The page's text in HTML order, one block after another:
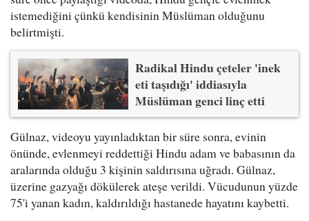
istemediğini çünkü kendisinin Müslüman olduğunu
belirtmişti.
Radikal Hindu çeteler 'inek
eti taşıdığı' iddiasıyla
Müslüman genci linç etti
Gülnaz, videoyu yayınladıktan bir süre sonra, evinin
önünde, evlenmeyi reddettiği Hindu adam ve babasının da
aralarında olduğu 3 kişinin saldırısına uğradı. Gülnaz,
üzerine gazyağı dökülerek ateşe verildi. Vücudunun yüzde
75'i yanan kadın, kaldırıldığı hastanede hayatını kaybetti.